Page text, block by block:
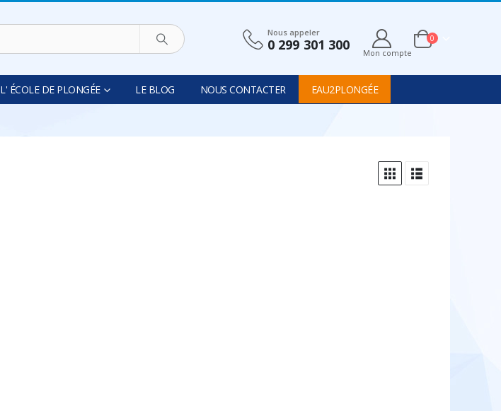
Nous appeler
0 299 301 300 Mon compte
0
L' ÉCOLE DE PLONGÉE LE BLOG NOUS CONTACTER EAU2PLONGÉE